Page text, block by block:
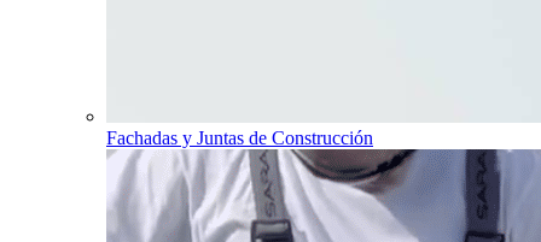
Fachadas y Juntas de Construcción